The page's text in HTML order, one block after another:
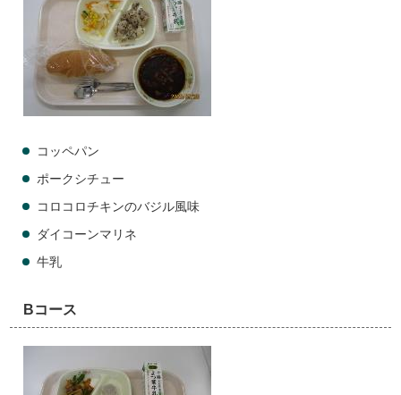
コッペパン
ポークシチュー
コロコロチキンのバジル風味
ダイコーンマリネ
牛乳
Bコース